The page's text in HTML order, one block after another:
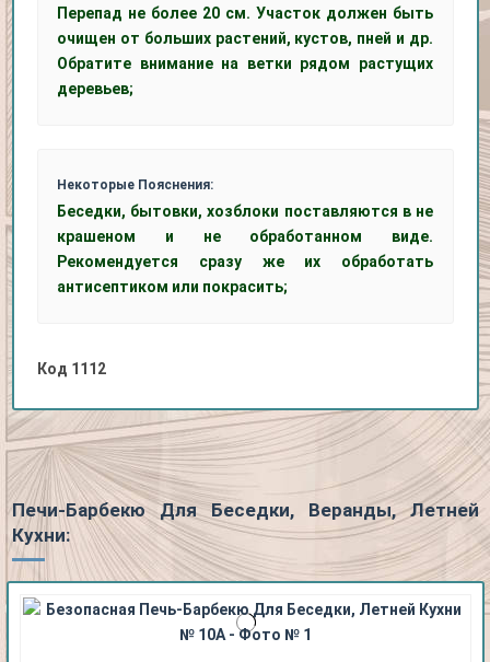
Перепад не более 20 см. Участок должен быть
очищен от больших растений, кустов, пней и др.
Обратите внимание на ветки рядом растущих
деревьев;
Некоторые Пояснения:
Беседки, бытовки, хозблоки поставляются в не
крашеном и не обработанном виде.
Рекомендуется сразу же их обработать
антисептиком или покрасить;
Код 1112
Печи-Барбекю Для Беседки, Веранды, Летней
Кухни: